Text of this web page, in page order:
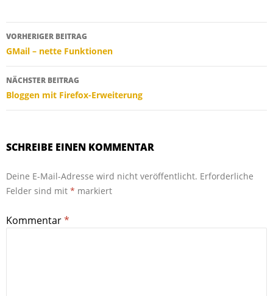
Beitragsnavigation
VORHERIGER BEITRAG
GMail – nette Funktionen
NÄCHSTER BEITRAG
Bloggen mit Firefox-Erweiterung
SCHREIBE EINEN KOMMENTAR
Deine E-Mail-Adresse wird nicht veröffentlicht. Erforderliche
Felder sind mit * markiert
Kommentar*